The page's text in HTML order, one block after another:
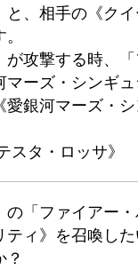
と、相手の《ク
が攻撃する時、
マーズ・シンギ
愛銀河マーズ・
スタ・ロッサ》
の「ファイアー
ティ》を召喚し
？